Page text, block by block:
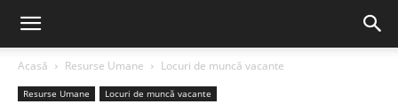
Acasă Resurse Umane Locuri de muncă vacante
Resurse Umane Locuri de muncă vacante